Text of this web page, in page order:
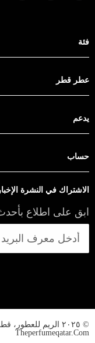
فئة
عطر قطر
يدعم
حساب
الاشتراك في النشرة
ابق على اطلاع بأحدث
© ٢٠٢٥ الريم
Theperfumeqatar.com